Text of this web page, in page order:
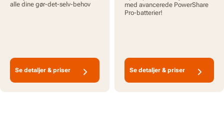
alle dine gør-det-selv-behov
Se detaljer & priser
med avancerede PowerShare
Pro-batterier!
Se detaljer & priser